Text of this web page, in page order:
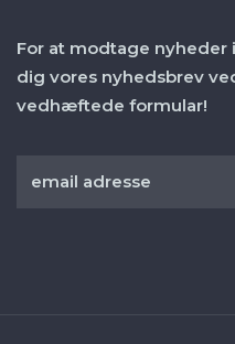
For at modtage
dig vores nyhedsbrev
vedhæftede formular!